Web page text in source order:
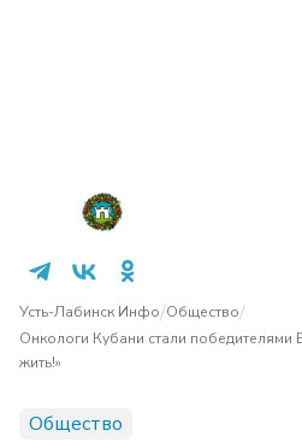
Усть-Лабинск Инфо/Общество/
Онкологи Кубани стали победителями
жить!»
Общество